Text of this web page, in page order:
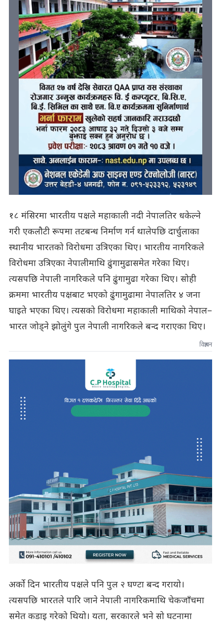
१८ मंसिरमा भारतीय पक्षले महाकाली नदी नेपालतिर धकेल्ने
गरी एकलौटी रूपमा तटबन्ध निर्माण गर्न थालेपछि दार्चुलाका
स्थानीय भारतको विरोधमा उत्रिएका थिए। भारतीय नागरिकले
विरोधमा उत्रिएका नेपालीमाथि ढुंगामुढासमेत गरेका थिए।
त्यसपछि नेपाली नागरिकले पनि ढुंगामुढा गरेका थिए। सोही
क्रममा भारतीय पक्षबाट भएको ढुंगामुढामा नेपालतिर ४ जना
घाइते भएका थिए। त्यसको विरोधमा महाकाली माथिको नेपाल–
भारत जोड्ने झोलुंगे पुल नेपाली नागरिकले बन्द गराएका थिए।
विज्ञापन
अर्को दिन भारतीय पक्षले पनि पुल २ घण्टा बन्द गरायो।
त्यसपछि भारतले पारि जाने नेपाली नागरिकमाथि चेकजाँचमा
समेत कडाइ गरेको थियो। यता, सरकारले भने सो घटनामा